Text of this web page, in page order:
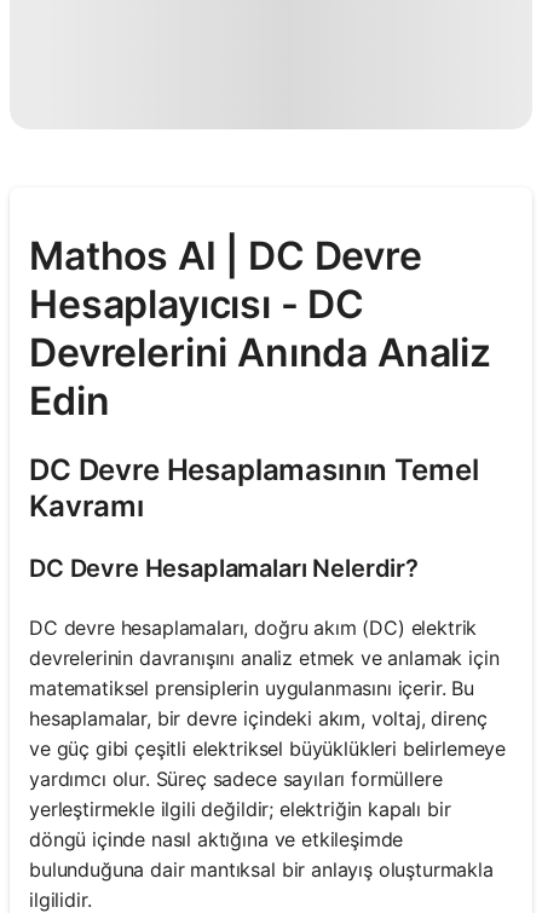
Mathos AI | DC Devre
Hesaplayıcısı - DC
Devrelerini Anında Analiz
Edin
DC Devre Hesaplamasının Temel
Kavramı
DC Devre Hesaplamaları Nelerdir?
DC devre hesaplamaları, doğru akım (DC) elektrik
devrelerinin davranışını analiz etmek ve anlamak için
matematiksel prensiplerin uygulanmasını içerir. Bu
hesaplamalar, bir devre içindeki akım, voltaj, direnç
ve güç gibi çeşitli elektriksel büyüklükleri belirlemeye
yardımcı olur. Süreç sadece sayıları formüllere
yerleştirmekle ilgili değildir; elektriğin kapalı bir
döngü içinde nasıl aktığına ve etkileşimde
bulunduğuna dair mantıksal bir anlayış oluşturmakla
ilgilidir.